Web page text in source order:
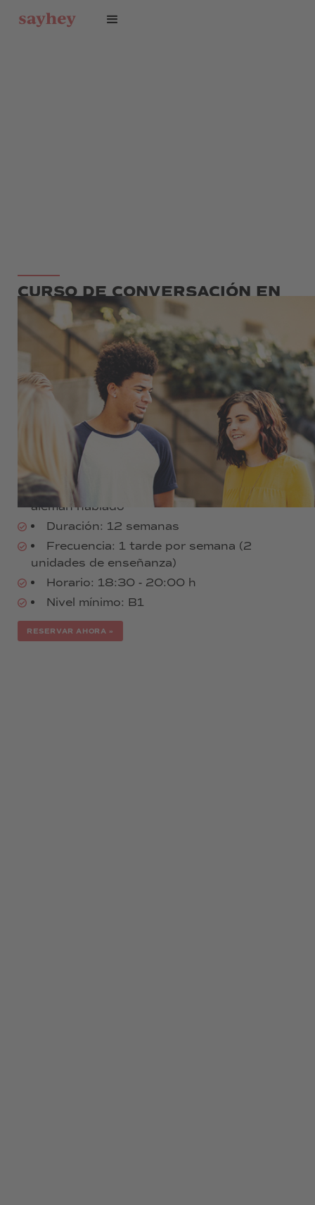
CURSO DE CONVERSACIÓN EN
ALEMÁN
360 €
Habla alemán como un nativo – Curso de
conversación intensivo
Entrenamiento intensivo del habla libre
Temas actuales e interesantes
Ampliación del vocabulario
Corrección y perfeccionamiento del
alemán hablado
Duración: 12 semanas
Frecuencia: 1 tarde por semana (2
unidades de enseñanza)
Horario: 18:30 - 20:00 h
Nivel mínimo: B1
RESERVAR AHORA »